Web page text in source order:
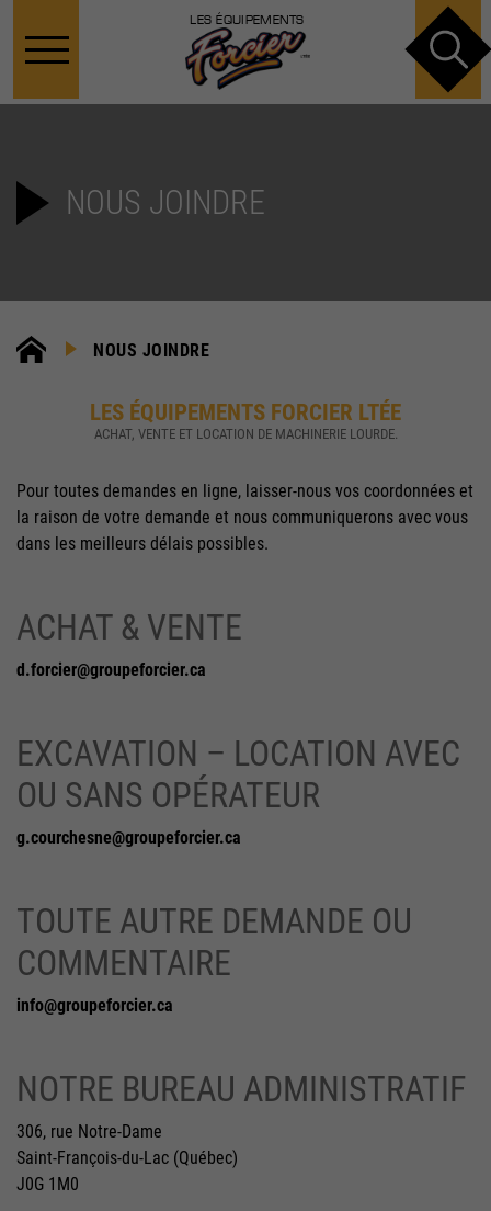
LES ÉQUIPEMENTS
NOUS JOINDRE
NOUS JOINDRE
LES ÉQUIPEMENTS FORCIER LTÉE
ACHAT, VENTE ET LOCATION DE MACHINERIE LOURDE.
Pour toutes demandes en ligne, laisser-nous vos coordonnées et
la raison de votre demande et nous communiquerons avec vous
dans les meilleurs délais possibles.
ACHAT & VENTE
d.forcier@groupeforcier.ca
EXCAVATION – LOCATION AVEC
OU SANS OPÉRATEUR
g.courchesne@groupeforcier.ca
TOUTE AUTRE DEMANDE OU
COMMENTAIRE
info@groupeforcier.ca
NOTRE BUREAU ADMINISTRATIF
306, rue Notre-Dame
Saint-François-du-Lac (Québec)
J0G 1M0